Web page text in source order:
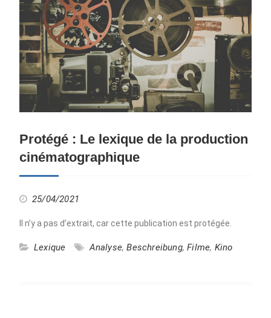
Protégé : Le lexique de la production
cinématographique
25/04/2021
Il n’y a pas d’extrait, car cette publication est protégée.
Lexique Analyse,Beschreibung,Filme, Kino